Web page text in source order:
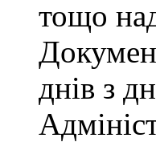
тощо
днів з